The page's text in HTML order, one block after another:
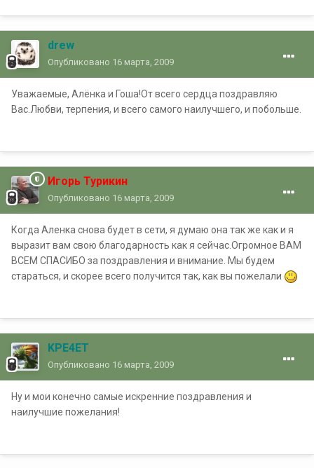
drew
Опубликовано 16 марта, 2009
Уважаемые, Алёнка и Гоша!От всего сердца поздравляю
Вас.Любви, терпения, и всего самого наилучшего, и побольше.
Игорь Турикин
Опубликовано 16 марта, 2009
Когда Аленка снова будет в сети, я думаю она так же как и я
выразит вам свою благодарность как я сейчас.Огромное ВАМ
ВСЕМ СПАСИБО за поздравления и внимание. Мы будем
стараться, и скорее всего получится так, как вы пожелали
KPE4ET
Опубликовано 16 марта, 2009
Ну и мои конечно самые искренние поздравления и
наилучшие пожелания!